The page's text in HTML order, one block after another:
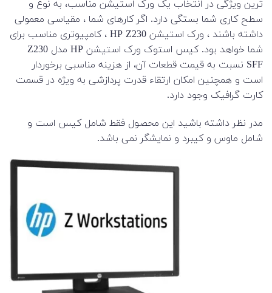
ترین ویژگی در انتخاب یک ورک استیشن مناسب، به نوع و
سطح کاری شما بستگی دارد. اگر کارهای شما ، مقیاسی معمولی
داشته باشند ، ورک استیشن HP Z230 ، کامپیوتری مناسب برای
شما خواهد بود. کیس استوک ورک استیشن HP مدل Z230
SFF نسبت به قیمت قطعات آن، از هزینه مناسبی برخوردار
است و همچنین امکان ارتقاء قدرت پردازشی به ویژه در قسمت
کارت گرافیک وجود دارد.
مدر نظر داشته باشید این محصول فقط شامل کیس است و
شامل ماوس و کیبرد و نمایشگر نمی باشد.